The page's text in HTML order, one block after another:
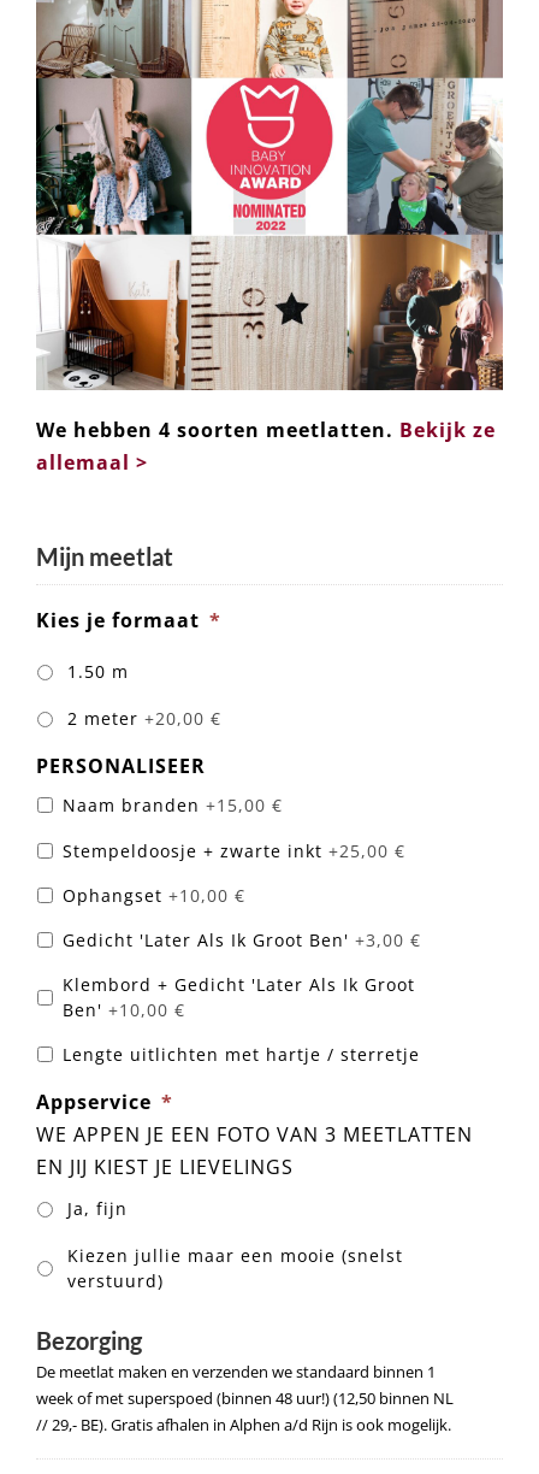
We hebben 4 soorten meetlatten. Bekijk ze
allemaal >
Mijn meetlat
Kies je formaat *
1.50 m
2 meter +20,00 €
PERSONALISEER
Naam branden +15,00 €
Stempeldoosje + zwarte inkt +25,00 €
Ophangset +10,00 €
Gedicht 'Later Als Ik Groot Ben' +3,00 €
Klembord + Gedicht 'Later Als Ik Groot
Ben' +10,00 €
Lengte uitlichten met hartje / sterretje
Appservice *
WE APPEN JE EEN FOTO VAN 3 MEETLATTEN
EN JIJ KIEST JE LIEVELINGS
Ja, fijn
Kiezen jullie maar een mooie (snelst
verstuurd)
Bezorging
De meetlat maken en verzenden we standaard binnen 1
week of met superspoed (binnen 48 uur!) (12,50 binnen NL
// 29,- BE). Gratis afhalen in Alphen a/d Rijn is ook mogelijk.